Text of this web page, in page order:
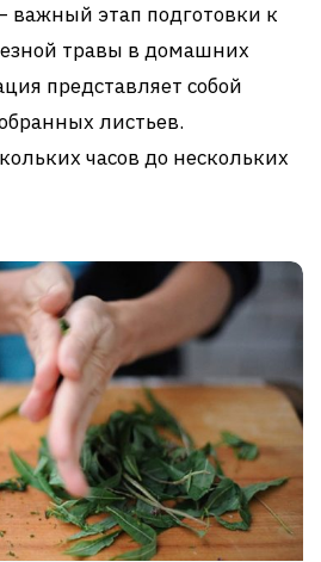
этап подготовки к
травы в домашних
представляет собой
листьев.
часов до нескольких